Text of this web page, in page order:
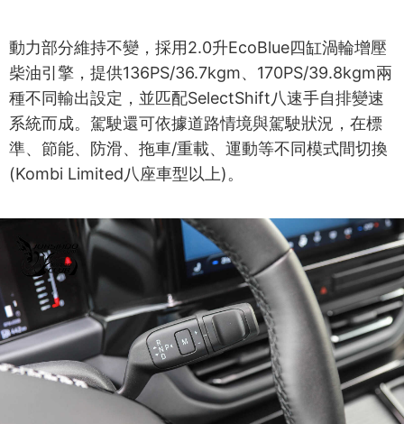
動力部分維持不變，採用2.0升EcoBlue四缸渦輪增壓
柴油引擎，提供136PS/36.7kgm、170PS/39.8kgm兩
種不同輸出設定，並匹配SelectShift八速手自排變速
系統而成。駕駛還可依據道路情境與駕駛狀況，在標
準、節能、防滑、拖車/重載、運動等不同模式間切換
(Kombi Limited八座車型以上)。